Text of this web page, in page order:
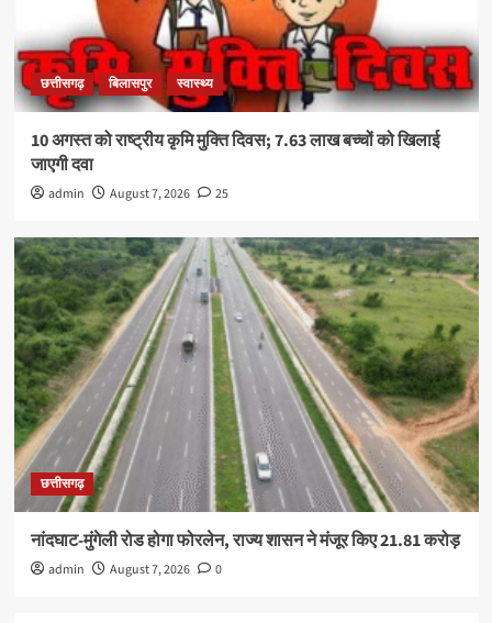
छत्तीसगढ़ बिलासपुर स्वास्थ्य
10 अगस्त को राष्ट्रीय कृमि मुक्ति दिवस; 7.63 लाख बच्चों को खिलाई
जाएगी दवा
admin August 7, 2026 25
छत्तीसगढ़
नांदघाट-मुंगेली रोड होगा फोरलेन, राज्य शासन ने मंजूर किए 21.81 करोड़
admin August 7, 2026 0